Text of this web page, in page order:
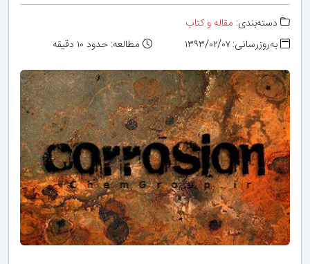
دسته‌بندی: مقاله و کتاب
به‌روزرسانی: ۱۳۹۳/۰۲/۰۷
مطالعه: حدود ۱۰ دقیقه